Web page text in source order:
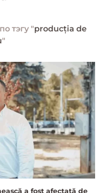
тэгу "producția de
"
a fost afectată de